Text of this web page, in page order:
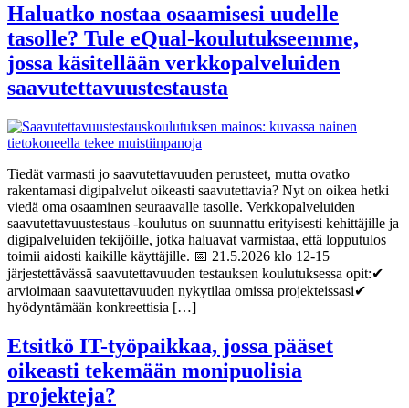
Haluatko nostaa osaamisesi uudelle
tasolle? Tule eQual-koulutukseemme,
jossa käsitellään verkkopalveluiden
saavutettavuustestausta
Tiedät varmasti jo saavutettavuuden perusteet, mutta ovatko
rakentamasi digipalvelut oikeasti saavutettavia? Nyt on oikea hetki
viedä oma osaaminen seuraavalle tasolle. Verkkopalveluiden
saavutettavuustestaus -koulutus on suunnattu erityisesti kehittäjille ja
digipalveluiden tekijöille, jotka haluavat varmistaa, että lopputulos
toimii aidosti kaikille käyttäjille. 📅 21.5.2026 klo 12-15
järjestettävässä saavutettavuuden testauksen koulutuksessa opit:✔
arvioimaan saavutettavuuden nykytilaa omissa projekteissasi✔
hyödyntämään konkreettisia […]
Etsitkö IT-työpaikkaa, jossa pääset
oikeasti tekemään monipuolisia
projekteja?